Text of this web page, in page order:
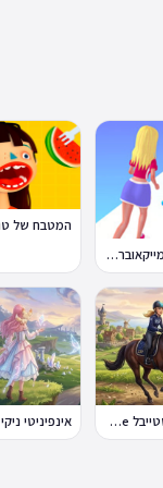
מירוץ המייקאובר Makeover Run
סטאר סטייבל Star Stable Online